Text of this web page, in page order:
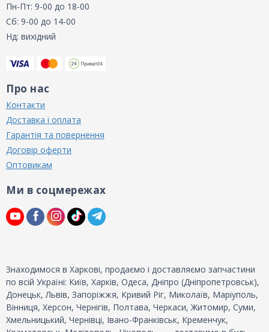
Пн-Пт: 9-00 до 18-00
Сб: 9-00 до 14-00
Нд: вихідний
Про нас
Контакти
Доставка і оплата
Гарантія та повернення
Договір оферти
Оптовикам
Ми в соцмережах
Знаходимося в Харкові, продаємо і доставляємо запчастини
по всій Україні: Київ, Харків, Одеса, Дніпро (Дніпропетровськ),
Донецьк, Львів, Запоріжжя, Кривий Ріг, Миколаїв, Маріуполь,
Вінниця, Херсон, Чернігів, Полтава, Черкаси, Житомир, Суми,
Хмельницький, Чернівці, Івано-Франківськ, Кременчук,